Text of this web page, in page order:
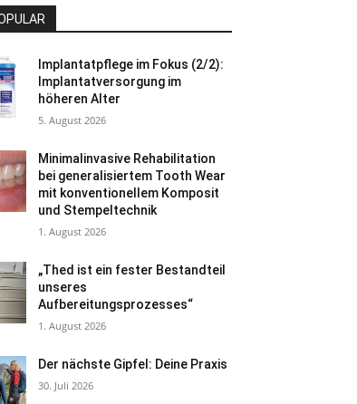
Implantatpflege im Fokus (2/2):
Implantatversorgung im
höheren Alter
5. August 2026
Minimalinvasive Rehabilitation
bei generalisiertem Tooth Wear
mit konventionellem Komposit
und Stempeltechnik
1. August 2026
„Thed ist ein fester Bestandteil
unseres
Aufbereitungsprozesses“
1. August 2026
Der nächste Gipfel: Deine Praxis
30. Juli 2026